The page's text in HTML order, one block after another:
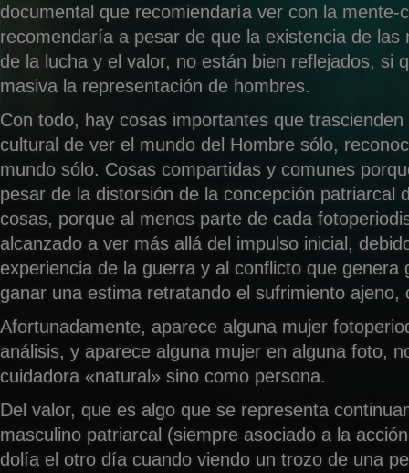
documental que recomiendaría ver con la mente-
recomendaría a pesar de que la existencia de las
de la lucha y el valor, no están bien reflejados, si
masiva la representación de hombres.
Con todo, hay cosas importantes que
cultural de ver el mundo del Hombre sólo,
mundo sólo. Cosas compartidas y comunes
pesar de la distorsión de la concepción patriarcal
cosas, porque al menos parte de cada
alcanzado a ver más allá del impulso inicial,
experiencia de la guerra y al conflicto que genera
ganar una estima retratando el sufrimiento ajeno,
Afortunadamente, aparece alguna mujer
análisis, y aparece alguna mujer en alguna foto,
cuidadora «natural» sino como persona.
Del valor, que es algo que se representa
masculino patriarcal (siempre asociado a la
dolía el otro día cuando viendo un trozo de una